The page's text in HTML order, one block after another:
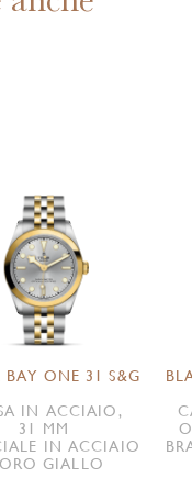
BAY ONE 31 S&G
IN ACCIAIO,
31 MM
IN ACCIAIO
GIALLO